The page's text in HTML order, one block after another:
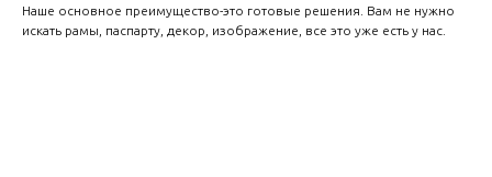
Наше основное преимущество-это готовые решения. Вам не нужно
искать рамы, паспарту, декор, изображение, все это уже есть у нас.